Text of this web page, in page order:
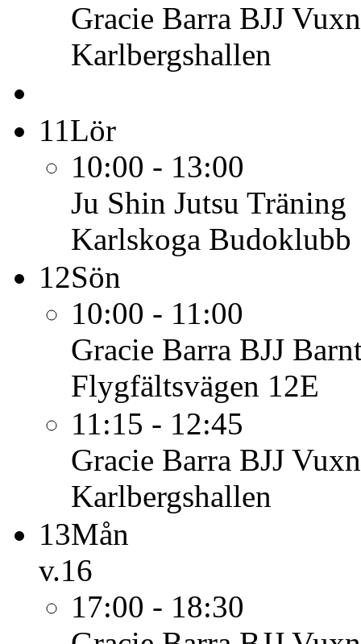
Gracie Barra BJJ
Karlbergshallen
11Lör
10:00 - 13:00
Ju Shin Jutsu Träning
Karlskoga Budoklubb
12Sön
10:00 - 11:00
Gracie Barra BJJ
Flygfältsvägen 12E
11:15 - 12:45
Gracie Barra BJJ
Karlbergshallen
13Mån
v.16
17:00 - 18:30